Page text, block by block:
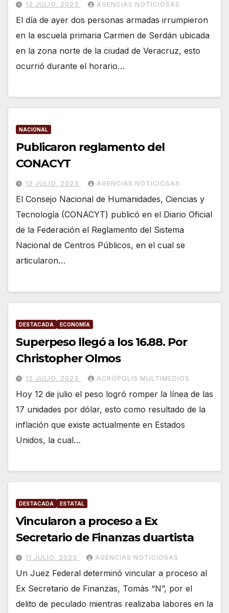
12 JULIO, 2023 AGENCIAS NOTICIOSAS
El día de ayer dos personas armadas irrumpieron
en la escuela primaria Carmen de Serdán ubicada
en la zona norte de la ciudad de Veracruz, esto
ocurrió durante el horario…
NACIONAL
Publicaron reglamento del
CONACYT
12 JULIO, 2023 AGENCIAS NOTICIOSAS
El Consejo Nacional de Humanidades, Ciencias y
Tecnología (CONACYT) publicó en el Diario Oficial
de la Federación el Reglamento del Sistema
Nacional de Centros Públicos, en el cual se
articularon…
DESTACADA ECONOMÍA
Superpeso llegó a los 16.88. Por
Christopher Olmos
12 JULIO, 2023 ACRÓPOLIS MULTIMEDIOS
Hoy 12 de julio el peso logró romper la línea de las
17 unidades por dólar, esto como resultado de la
inflación que existe actualmente en Estados
Unidos, la cual…
DESTACADA ESTATAL
Vincularon a proceso a Ex
Secretario de Finanzas duartista
11 JULIO, 2023 AGENCIAS NOTICIOSAS
Un Juez Federal determinó vincular a proceso al
Ex Secretario de Finanzas, Tomás “N”, por el
delito de peculado mientras realizaba labores en la